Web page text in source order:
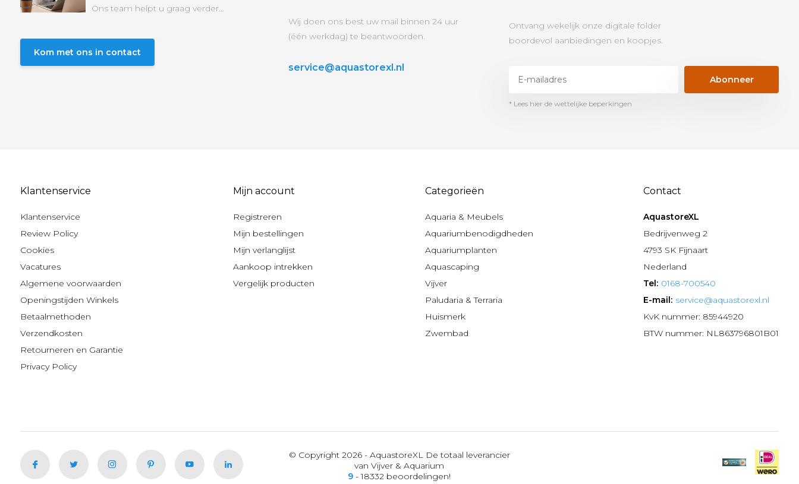
Ons team helpt u graag verder...
Kom met ons in contact
Wij doen ons best uw mail binnen 24 uur
(één werkdag) te beantwoorden.
service@aquastorexl.nl
Ontvang wekelijk onze digitale folder
boordevol aanbiedingen en koopjes.
Abonneer
* Lees hier de wettelijke beperkingen
Klantenservice
Klantenservice
Review Policy
Cookies
Vacatures
Algemene voorwaarden
Openingstijden Winkels
Betaalmethoden
Verzendkosten
Retourneren en Garantie
Privacy Policy
Mijn account
Registreren
Mijn bestellingen
Mijn verlanglijst
Aankoop intrekken
Vergelijk producten
Categorieën
Aquaria & Meubels
Aquariumbenodigdheden
Aquariumplanten
Aquascaping
Vijver
Paludaria & Terraria
Huismerk
Zwembad
Contact
AquastoreXL
Bedrijvenweg 2
4793 SK Fijnaart
Nederland
Tel: 0168-700540
E-mail: service@aquastorexl.nl
KvK nummer: 85944920
BTW nummer: NL863796801B01
© Copyright 2026 - AquastoreXL De totaal leverancier
van Vijver & Aquarium
9 - 18332 beoordelingen!